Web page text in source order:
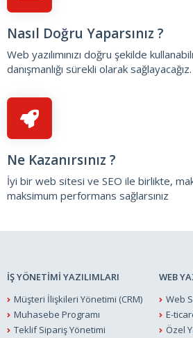
Nasıl Doğru Yaparsınız ?
Web yazılımınızı doğru şekilde
danışmanlığı sürekli olarak sağlayacağız.
Ne Kazanırsınız ?
İyi bir web sitesi ve SEO ile birlikte,
maksimum performans sağlarsınız
İŞ YÖNETİMİ YAZILIMLARI
Müşteri İlişkileri Yönetimi (CRM)
Muhasebe Programı
Teklif Sipariş Yönetimi
WEB
Web
E-
Özel